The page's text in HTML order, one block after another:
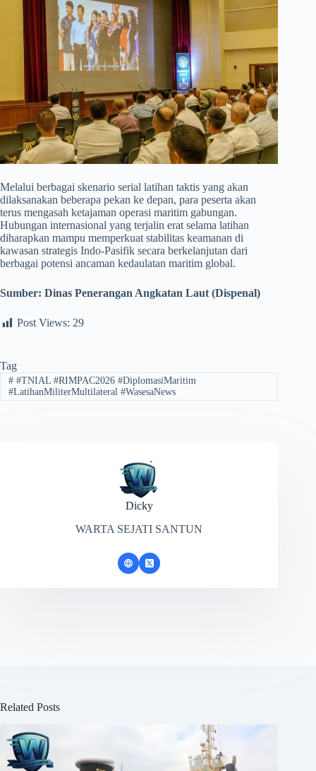
​Melalui berbagai skenario serial latihan taktis yang akan
dilaksanakan beberapa pekan ke depan, para peserta akan
terus mengasah ketajaman operasi maritim gabungan.
Hubungan internasional yang terjalin erat selama latihan
diharapkan mampu memperkuat stabilitas keamanan di
kawasan strategis Indo-Pasifik secara berkelanjutan dari
berbagai potensi ancaman kedaulatan maritim global.
Sumber: Dinas Penerangan Angkatan Laut (Dispenal)
Post Views: 29
Tag
##TNIAL #RIMPAC2026 #DiplomasiMaritim
#LatihanMiliterMultilateral #WasesaNews
Dicky
WARTA SEJATI SANTUN
Related Posts